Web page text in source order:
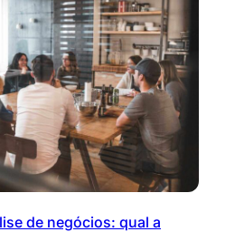
de negócios: qual a